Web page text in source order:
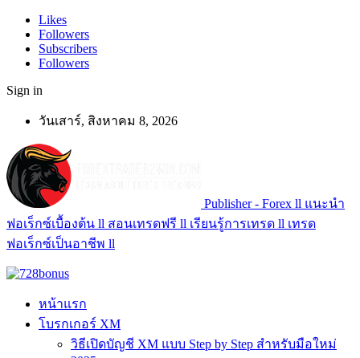
Likes
Followers
Subscribers
Followers
Sign in
วันเสาร์, สิงหาคม 8, 2026
Publisher - Forex ll แนะนำ
ฟอเร็กซ์เบื้องต้น ll สอนเทรดฟรี ll เรียนรู้การเทรด ll เทรด
ฟอเร็กซ์เป็นอาชีพ ll
หน้าแรก
โบรกเกอร์ XM
วิธีเปิดบัญชี XM แบบ Step by Step สำหรับมือใหม่